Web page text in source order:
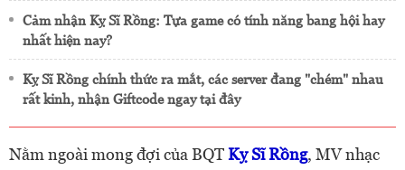
Cảm nhận Kỵ Sĩ Rồng: Tựa game có tính năng bang hội hay
nhất hiện nay?
Kỵ Sĩ Rồng chính thức ra mắt, các server đang "chém" nhau
rất kinh, nhận Giftcode ngay tại đây
Nằm ngoài mong đợi của BQTKỵ Sĩ Rồng, MV nhạc